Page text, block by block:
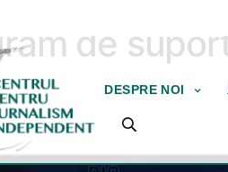
DESPRE NOI
de